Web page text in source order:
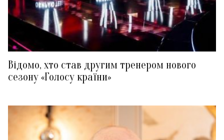
Відомо, хто став другим тренером нового
сезону «Голосу країни»